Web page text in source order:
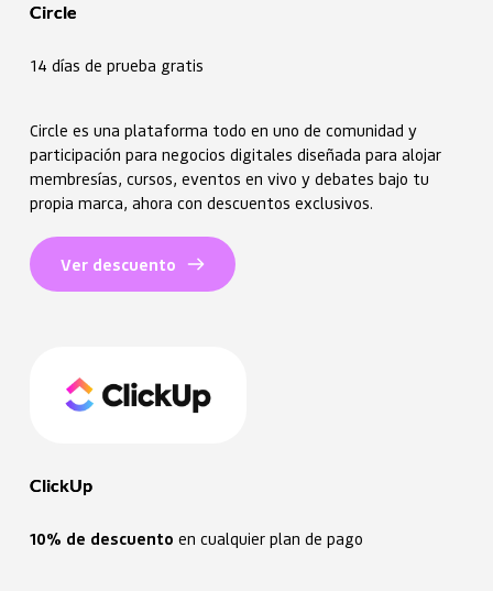
Circle
14 días de prueba gratis
Circle es una plataforma todo en uno de comunidad y
participación para negocios digitales diseñada para alojar
membresías, cursos, eventos en vivo y debates bajo tu
propia marca, ahora con descuentos exclusivos.
Ver descuento
ClickUp
10% de descuento en cualquier plan de pago